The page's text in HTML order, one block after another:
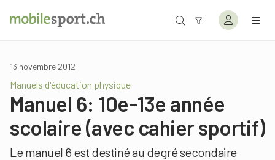
13 novembre 2012
Manuels d'éducation physique
Manuel 6: 10e-13e année
scolaire (avec cahier sportif)
Le manuel 6 est destiné au degré secondaire